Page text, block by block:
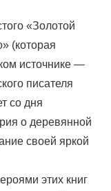
«Золотой
(которая
источнике —
писателя
со дня
о деревянной
своей яркой
этих книг